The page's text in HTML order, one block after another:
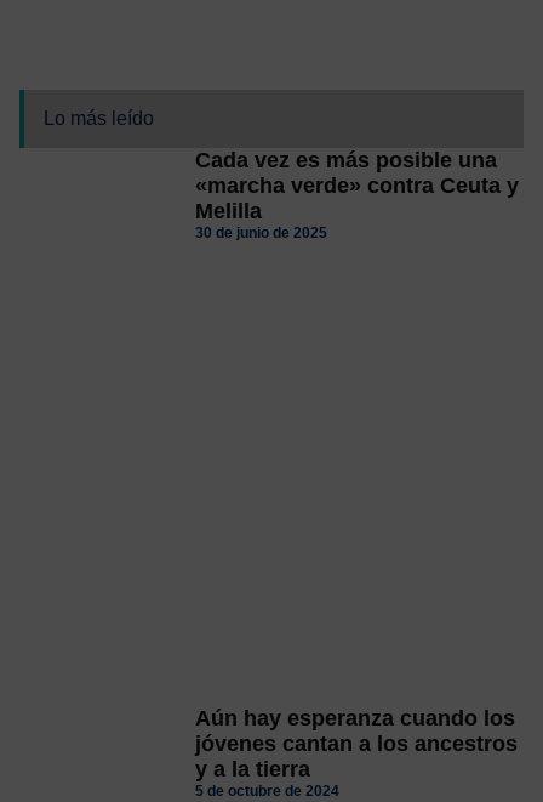
Lo más leído
Cada vez es más posible una
«marcha verde» contra Ceuta y
Melilla
30 de junio de 2025
Aún hay esperanza cuando los
jóvenes cantan a los ancestros
y a la tierra
5 de octubre de 2024